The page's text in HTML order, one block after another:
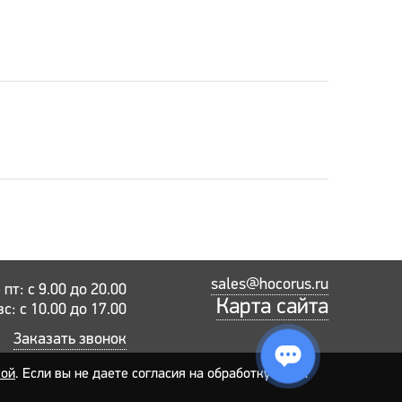
с 9.00 до 20.00
с 10.00 до 17.00
Заказать звонок
sales@hocorus.ru
Карта сайта
. Если вы не даете согласия на обработку своих